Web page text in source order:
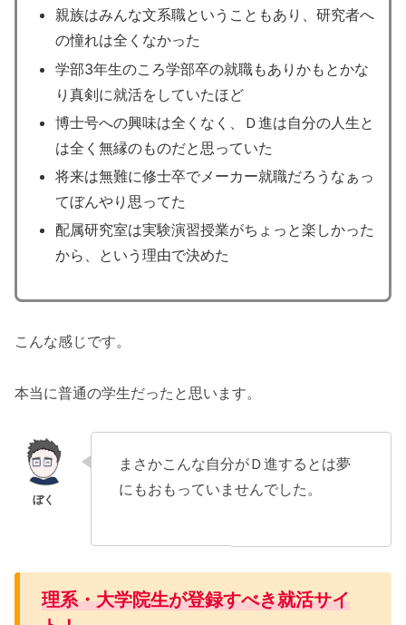
５．論文執筆は意外にも自分の性に合って
いた
６．研究者コミュニティの拡がりと先輩博
士との出会い
７．未開の地を戦略的に切り拓いていくワ
クワク感
最後に
親族はみんな文系職ということもあり、研究者へ
の憧れは全くなかった
学部3年生のころ学部卒の就職もありかもとかな
り真剣に就活をしていたほど
博士号への興味は全くなく、Ｄ進は自分の人生と
は全く無縁のものだと思っていた
将来は無難に修士卒でメーカー就職だろうなぁっ
てぼんやり思ってた
配属研究室は実験演習授業がちょっと楽しかった
から、という理由で決めた
こんな感じです。
本当に普通の学生だったと思います。
まさかこんな自分がＤ進するとは夢
にもおもっていませんでした。
理系・大学院生が登録すべき就活サイ